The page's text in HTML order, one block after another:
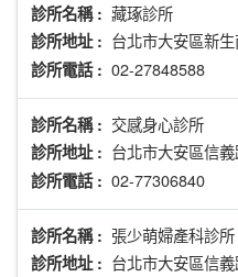
診所名稱 : 藏琢診所
診所地址 : 台北市大安區新
診所電話 : 02-27848588
診所名稱 : 交感身心診所
診所地址 : 台北市大安區信
診所電話 : 02-77306840
診所名稱 : 張少萌婦產科診所
診所地址 : 台北市大安區信